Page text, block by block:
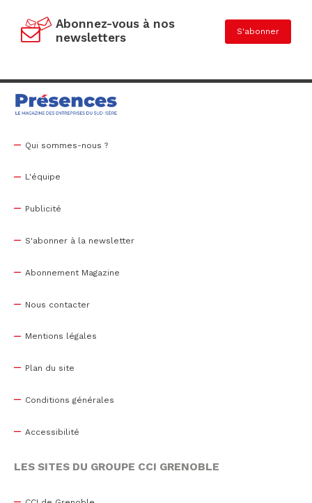
Abonnez-vous à nos
newsletters
S'abonner
Qui sommes-nous ?
L'équipe
Publicité
S'abonner à la newsletter
Abonnement Magazine
Nous contacter
Mentions légales
Plan du site
Conditions générales
Accessibilité
LES SITES DU GROUPE CCI GRENOBLE